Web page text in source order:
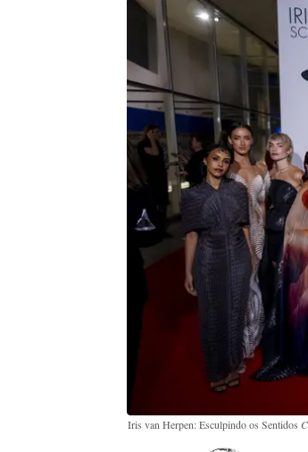
Iris van Herpen: Esculpindo os Sentidos